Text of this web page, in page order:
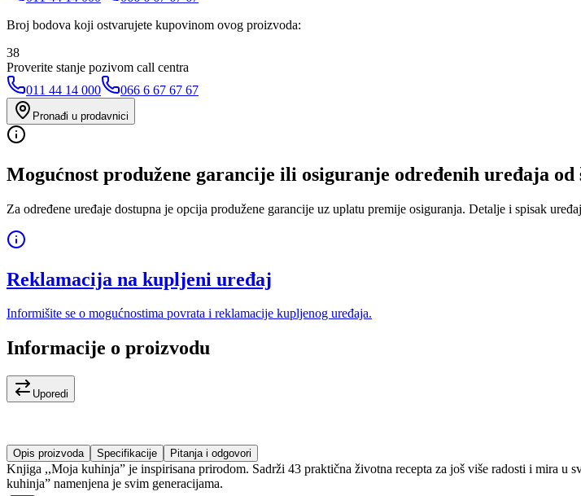
Broj bodova koji ostvarujete kupovinom ovog proizvoda:
38
Proverite stanje pozivom call centra
011 44 14 000
066 6 67 67 67
Pronađi u prodavnici
Mogućnost produžene garancije ili osiguranje određenih uređaja od
Za određene uređaje dostupna je opcija produžene garancije uz uplatu premije osiguranja. Detalje i spisak
Reklamacija na kupljeni uređaj
Informišite se o mogućnostima povrata i reklamacije kupljenog uređaja.
Informacije o proizvodu
Uporedi
Opis proizvoda Specifikacije Pitanja i odgovori
Knjiga ,,Moja kuhinja” je inspirisana prirodom. Sadrži 43 praktična životna recepta za još više radosti i mira
kuhinja” namenjena je svim generacijama.